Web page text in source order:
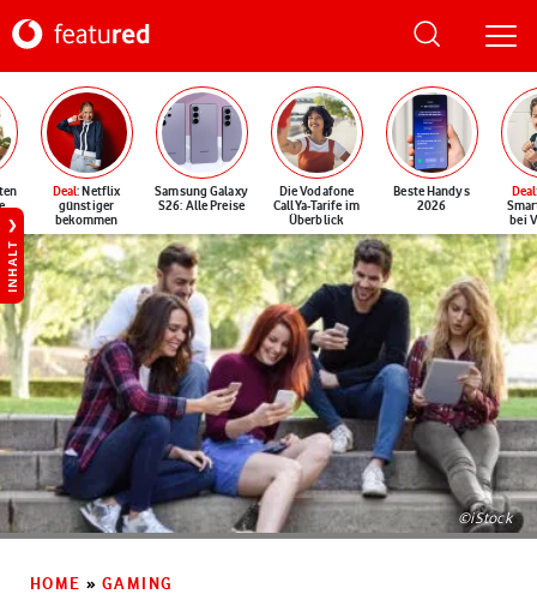
Deal: Netflix
günstiger
bekommen
Samsung Galaxy
S26: Alle Preise
Die Vodafone
CallYa-Tarife im
Überblick
Beste Handys
2026
Deal
bei
INHALT
©iStock
HOME » GAMING